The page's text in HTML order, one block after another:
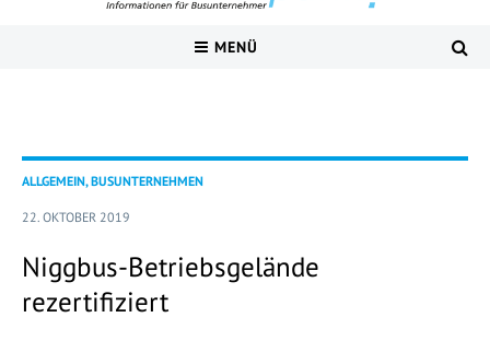
MENÜ
ALLGEMEIN, BUSUNTERNEHMEN
22. OKTOBER 2019
Niggbus-Betriebsgelände
rezertifiziert